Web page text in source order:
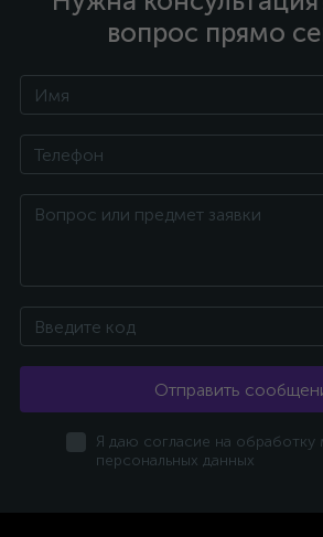
вопрос прямо
Отправить
Я даю согласие на обработку
персональных данных